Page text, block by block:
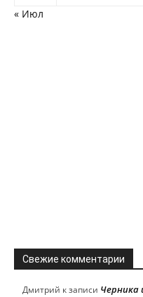
« Июл
Свежие комментарии
Дмитрий к записи Черника